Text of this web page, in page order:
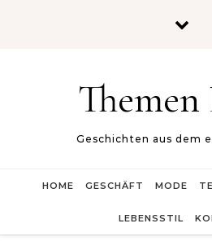
Geschichten aus dem
HOME GESCHÄFT MODE
LEBENSSTIL